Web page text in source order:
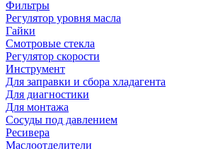
Фильтры
Регулятор уровня масла
Гайки
Смотровые стекла
Регулятор скорости
Инструмент
Для заправки и сбора хладагента
Для диагностики
Для монтажа
Сосуды под давлением
Ресивера
Маслоотделители